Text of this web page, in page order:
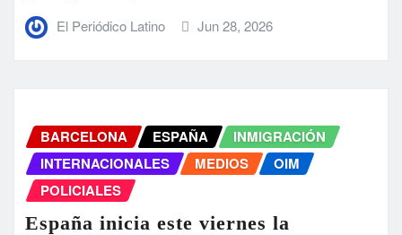
El Periódico Latino Jun 28, 2026
BARCELONA ESPAÑA
INMIGRACIÓN
INTERNACIONALES
MEDIOS
OIM
POLICIALES
España inicia este viernes la